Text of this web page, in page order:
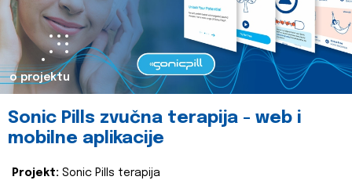
o projektu
Sonic Pills zvučna terapija - web i
mobilne aplikacije
Projekt: Sonic Pills terapija